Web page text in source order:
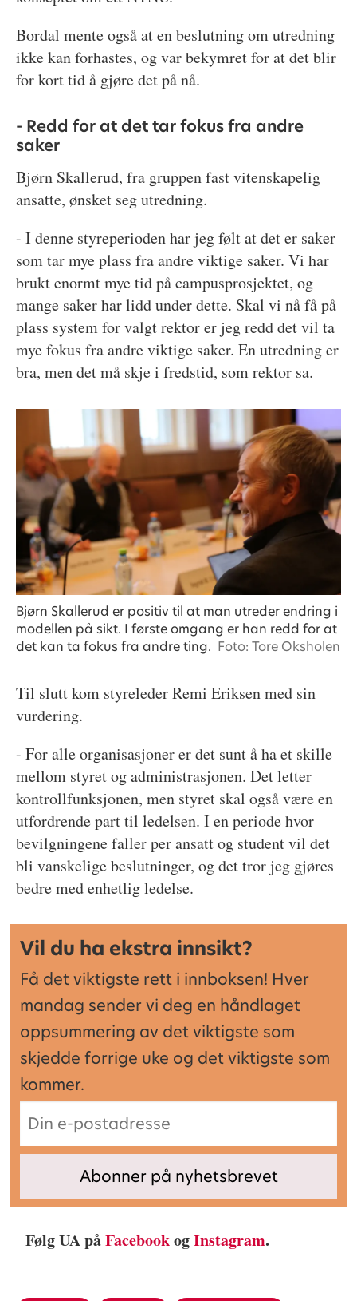
Bordal mente også at en beslutning om utredning
ikke kan forhastes, og var bekymret for at det blir
for kort tid å gjøre det på nå.
- Redd for at det tar fokus fra andre
saker
Bjørn Skallerud, fra gruppen fast vitenskapelig
ansatte, ønsket seg utredning.
- I denne styreperioden har jeg følt at det er saker
som tar mye plass fra andre viktige saker. Vi har
brukt enormt mye tid på campusprosjektet, og
mange saker har lidd under dette. Skal vi nå få på
plass system for valgt rektor er jeg redd det vil ta
mye fokus fra andre viktige saker. En utredning er
bra, men det må skje i fredstid, som rektor sa.
Bjørn Skallerud er positiv til at man utreder endring i
modellen på sikt. I første omgang er han redd for at
det kan ta fokus fra andre ting. Foto: Tore Oksholen
Til slutt kom styreleder Remi Eriksen med sin
vurdering.
- For alle organisasjoner er det sunt å ha et skille
mellom styret og administrasjonen. Det letter
kontrollfunksjonen, men styret skal også være en
utfordrende part til ledelsen. I en periode hvor
bevilgningene faller per ansatt og student vil det
bli vanskelige beslutninger, og det tror jeg gjøres
bedre med enhetlig ledelse.
Vil du ha ekstra innsikt?
Få det viktigste rett i innboksen! Hver
mandag sender vi deg en håndlaget
oppsummering av det viktigste som
skjedde forrige uke og det viktigste som
kommer.
Følg UA påFacebookogInstagram.